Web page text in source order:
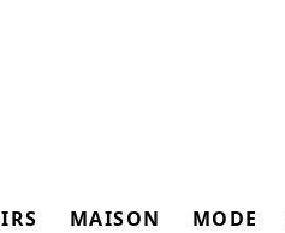
MAISON MODE